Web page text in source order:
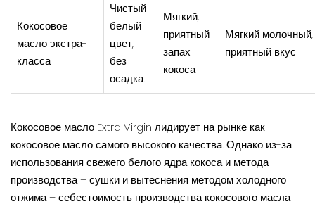
Кокосовое
масло экстра-
класса
Чистый
белый
цвет,
без
осадка.
Мягкий,
приятный
запах
кокоса
Мягкий молочный,
приятный вкус
Кокосовое масло Extra Virgin лидирует на рынке как
кокосовое масло самого высокого качества. Однако из-за
использования свежего белого ядра кокоса и метода
производства – сушки и вытеснения методом холодного
отжима – себестоимость производства кокосового масла